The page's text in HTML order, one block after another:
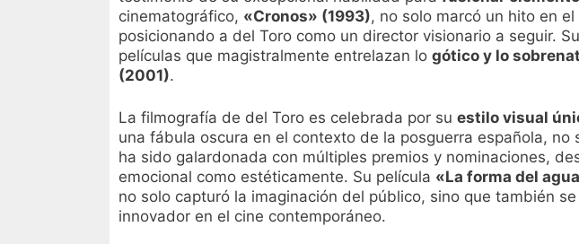
cinematográfico, «Cronos» (1993), no solo marcó un hito en
posicionando a del Toro como un director visionario a seguir.
películas que magistralmente entrelazan lo gótico y lo
(2001).
La filmografía de del Toro es celebrada por su estilo visual
una fábula oscura en el contexto de la posguerra española,
ha sido galardonada con múltiples premios y nominaciones,
emocional como estéticamente. Su película «La forma del
no solo capturó la imaginación del público, sino que también
innovador en el cine contemporáneo.